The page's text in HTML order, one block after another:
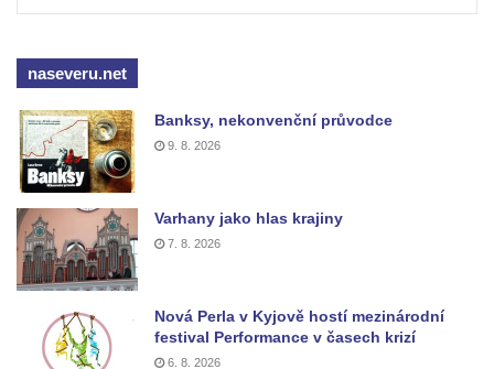
Pomník Přemysla Otakara II. v parku Na
Socha Mateřství v parku Na Sadech v
Českých Budějovicích
Památník Otokara Mokrého v parku Na
Sadech v Českých Budějovicích
Poslední dochovaný tramvajový sloup na
Pražské třídě v Českých Budějovicích
Socha Civilizovaní na Husově třídě v
Českých Budějovicích
naseveru.net
Banksy, nekonvenční průvodce
9. 8. 2026
Varhany jako hlas krajiny
7. 8. 2026
Nová Perla v Kyjově hostí mezinárodní
festival Performance v časech krizí
6. 8. 2026